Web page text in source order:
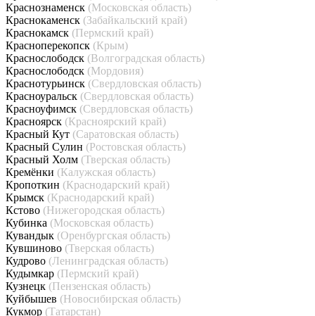
Краснознаменск (Московская область)
Краснокаменск (Забайкальский край)
Краснокамск (Пермский край)
Красноперекопск (Крым)
Краснослободск (Волгоградская область)
Краснослободск (Мордовия)
Краснотурьинск (Свердловская область)
Красноуральск (Свердловская область)
Красноуфимск (Свердловская область)
Красноярск (Красноярский край)
Красный Кут (Саратовская область)
Красный Сулин (Ростовская область)
Красный Холм (Тверская область)
Кремёнки (Калужская область)
Кропоткин (Краснодарский край)
Крымск (Краснодарский край)
Кстово (Нижегородская область)
Кубинка (Московская область)
Кувандык (Оренбургская область)
Кувшиново (Тверская область)
Кудрово (Ленинградская область)
Кудымкар (Пермский край)
Кузнецк (Пензенская область)
Куйбышев (Новосибирская область)
Кукмор (Татарстан)